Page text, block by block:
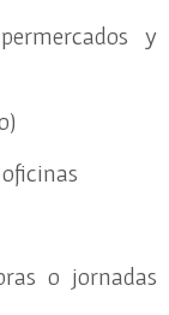
y
o jornadas